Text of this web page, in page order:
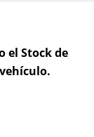
el Stock de